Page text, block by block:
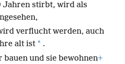
Jahren stirbt, wird als
verflucht werden, auch
alt ist * .
bauen und sie bewohnen+